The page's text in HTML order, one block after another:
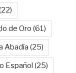
de Oro (61)
Abadía (25)
Español (25)